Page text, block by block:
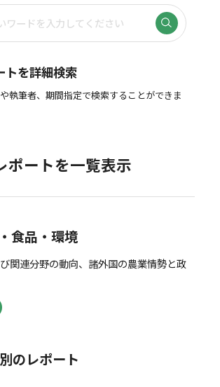
トを詳細検索
執筆者、期間指定で検索することができま
ポートを一覧表示
食品・環境
関連分野の動向、諸外国の農業情勢と政
のレポート